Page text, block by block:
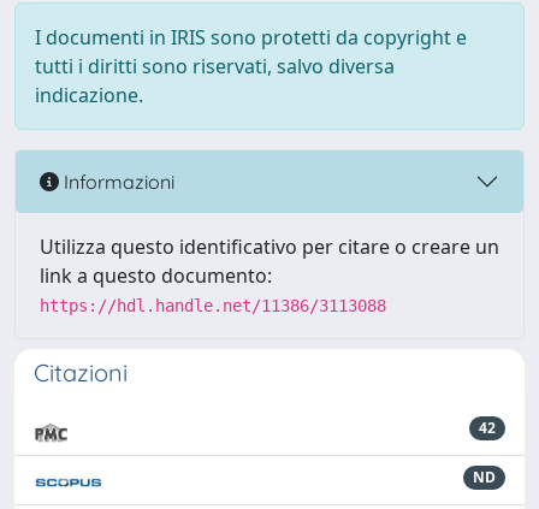
I documenti in IRIS sono protetti da copyright e
tutti i diritti sono riservati, salvo diversa
indicazione.
Informazioni
Utilizza questo identificativo per citare o creare un
link a questo documento:
https://hdl.handle.net/11386/3113088
Citazioni
42
ND